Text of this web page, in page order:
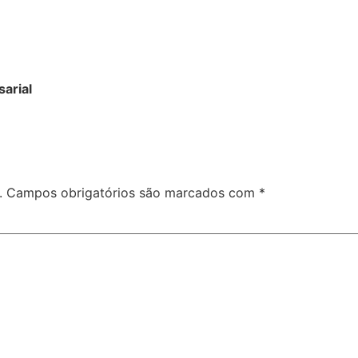
Campos obrigatórios são marcados com *